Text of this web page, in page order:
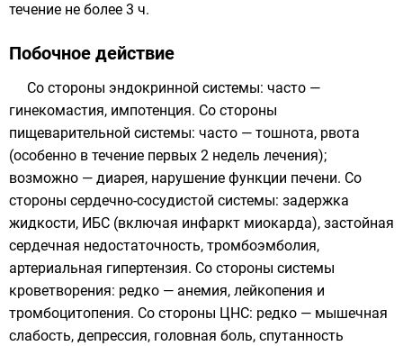
течение не более 3 ч.
Побочное действие
Со стороны эндокринной системы: часто —
гинекомастия, импотенция. Со стороны
пищеварительной системы: часто — тошнота, рвота
(особенно в течение первых 2 недель лечения);
возможно — диарея, нарушение функции печени. Со
стороны сердечно-сосудистой системы: задержка
жидкости, ИБС (включая инфаркт миокарда), застойная
сердечная недостаточность, тромбоэмболия,
артериальная гипертензия. Со стороны системы
кроветворения: редко — анемия, лейкопения и
тромбоцитопения. Со стороны ЦНС: редко — мышечная
слабость, депрессия, головная боль, спутанность